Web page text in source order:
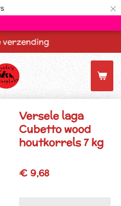
×
verzending
Versele laga
Cubetto wood
houtkorrels 7 kg
€ 9,68